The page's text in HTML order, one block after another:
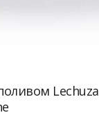
Lechuza